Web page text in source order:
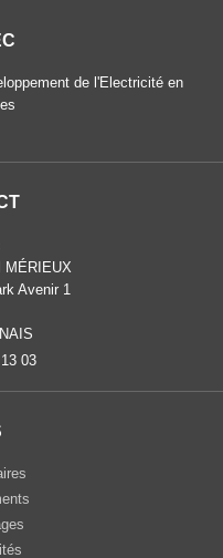
de l'Electricité en
MÉRIEUX
Avenir 1
03